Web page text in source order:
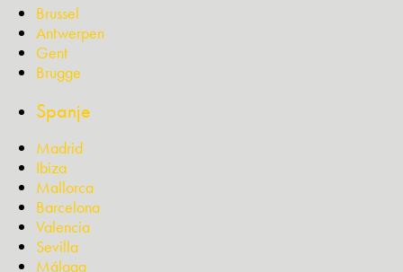
Brussel
Antwerpen
Gent
Brugge
Spanje
Madrid
Ibiza
Mallorca
Barcelona
Valencia
Sevilla
Málaga